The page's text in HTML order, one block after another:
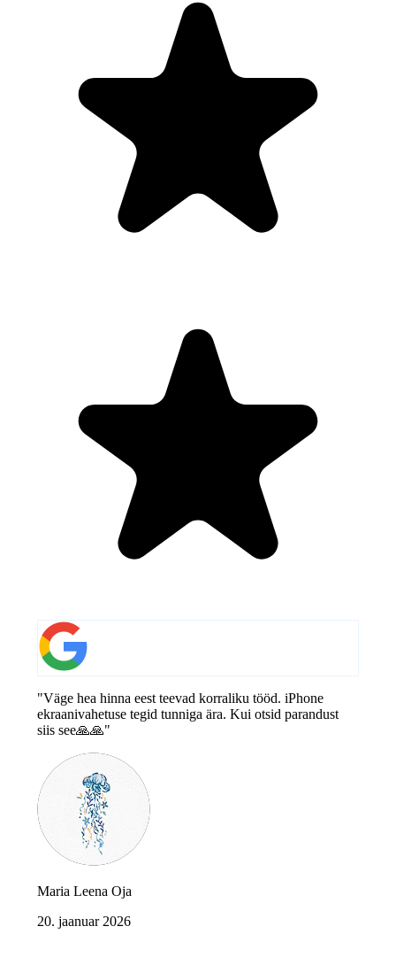
"Väge hea hinna eest teevad korraliku tööd. iPhone
ekraanivahetuse tegid tunniga ära. Kui otsid parandust
siis see🙏🙏"
Maria Leena Oja
20. jaanuar 2026